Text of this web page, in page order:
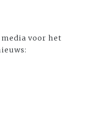
media voor het